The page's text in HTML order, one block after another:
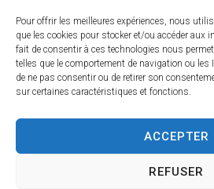
Pour offrir les meilleures expériences, nous
que les cookies pour stocker et/ou accéder aux
fait de consentir à ces technologies nous
telles que le comportement de navigation ou
de ne pas consentir ou de retirer son
sur certaines caractéristiques et fonctions.
ACCEPTER
REFUSER
05 63 42
mairie@mairie-
Horaires d'ouverture
Du lundi au